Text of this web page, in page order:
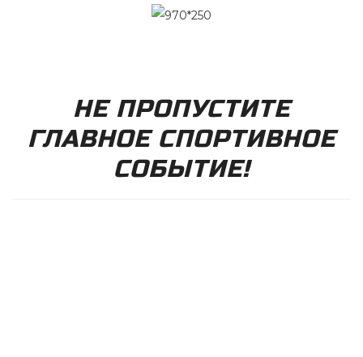
НЕ ПРОПУСТИТЕ
ГЛАВНОЕ СПОРТИВНОЕ
СОБЫТИЕ!